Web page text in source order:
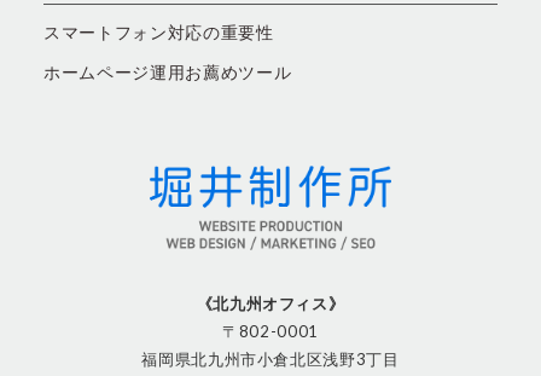
スマートフォン対応の重要性
ホームページ運用お薦めツール
《北九州オフィス》
〒802-0001
福岡県北九州市小倉北区浅野3丁目